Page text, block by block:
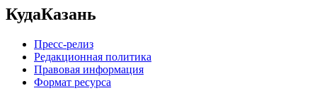
КудаКазань
Пресс-релиз
Редакционная политика
Правовая информация
Формат ресурса